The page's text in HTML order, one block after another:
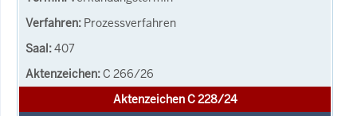
Prozessverfahren
407
C 266/26
Aktenzeichen C 228/24